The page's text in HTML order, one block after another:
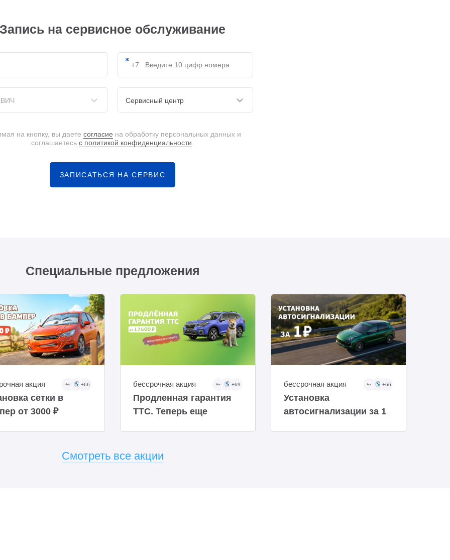
Запись на сервисное обслуживание
Сервисный центр
на кнопку, вы даете согласие на обработку персональных данных и
соглашаетесь с политикой конфиденциальности
ЗАПИСАТЬСЯ НА СЕРВИС
Специальные предложения
акция +66
сетки в
от 3000 ₽
бессрочная акция +69
Продленная гарантия
ТТС. Теперь еще
бессрочная акция +66
Установка
автосигнализации за 1
Смотреть все акции